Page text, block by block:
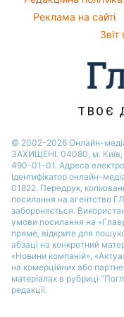
Максим Галкін
Віталій
Поради від
Усе про шоу-бізнес
Реклама на сайті
ТВОЄ
© 2002-2026 Онлайн-
ЗАХИЩЕНІ. 04080, м. Київ,
490-01-01. Адреса
Ідентифікатор онлайн-
01822. Передрук,
посилання на агентство
забороняється.
умови посилання на
пряме, відкрите для
абзаці на конкретний
«Новини компаній»,
на комерційних або
матеріалах в рубриці
редакції.